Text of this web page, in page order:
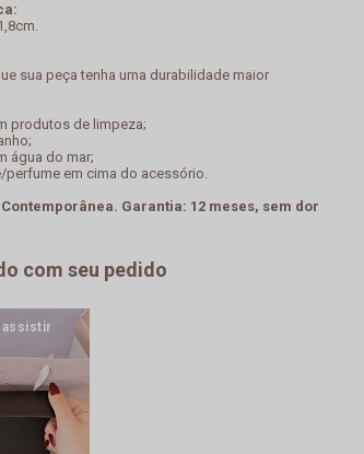
sua peça tenha uma durabilidade maior
produtos de limpeza;
água do mar;
perfume em cima do acessório.
Garantia: 12 meses, sem dor
com seu pedido